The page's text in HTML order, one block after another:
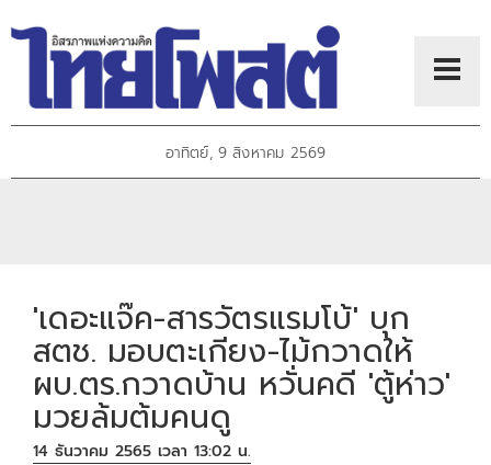
อาทิตย์, 9 สิงหาคม 2569
'เดอะแจ๊ค-สารวัตรแรมโบ้' บุก
สตช. มอบตะเกียง-ไม้กวาดให้
ผบ.ตร.กวาดบ้าน หวั่นคดี 'ตู้ห่าว'
มวยล้มต้มคนดู
14 ธันวาคม 2565 เวลา 13:02 น.